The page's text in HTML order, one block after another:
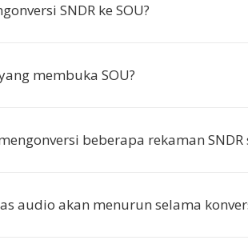
SNDR ke SOU?
membuka SOU?
beberapa rekaman SNDR
audio akan menurun selama